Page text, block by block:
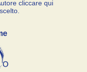
cliccare qui